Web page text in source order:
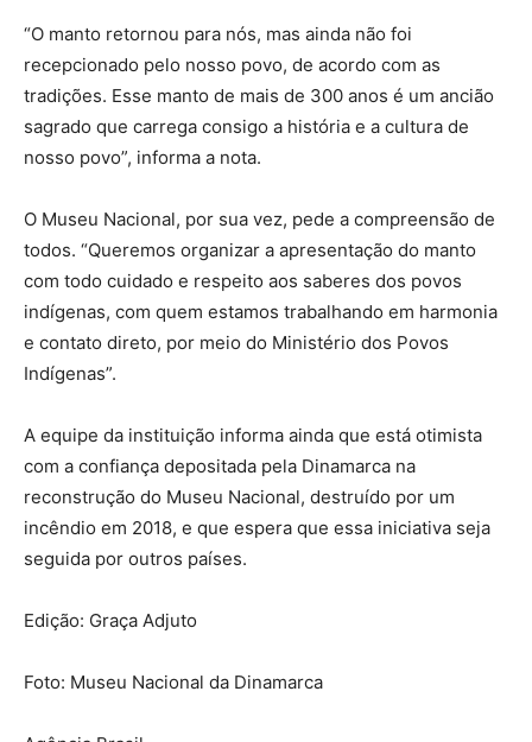
“O manto retornou para nós, mas ainda não foi
recepcionado pelo nosso povo, de acordo com as
tradições. Esse manto de mais de 300 anos é um ancião
sagrado que carrega consigo a história e a cultura de
nosso povo”, informa a nota.
O Museu Nacional, por sua vez, pede a compreensão de
todos. “Queremos organizar a apresentação do manto
com todo cuidado e respeito aos saberes dos povos
indígenas, com quem estamos trabalhando em harmonia
e contato direto, por meio do Ministério dos Povos
Indígenas”.
A equipe da instituição informa ainda que está otimista
com a confiança depositada pela Dinamarca na
reconstrução do Museu Nacional, destruído por um
incêndio em 2018, e que espera que essa iniciativa seja
seguida por outros países.
Edição: Graça Adjuto
Foto: Museu Nacional da Dinamarca